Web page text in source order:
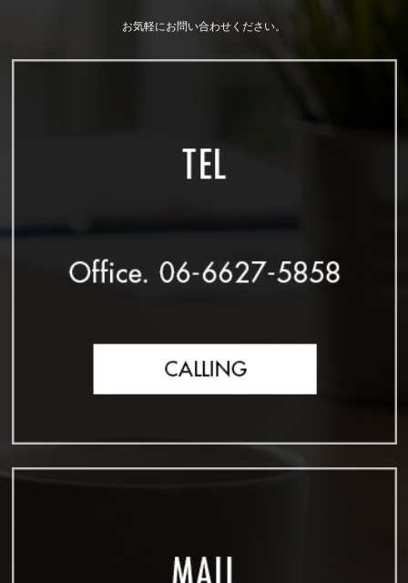
お気軽にお問い合わせください。